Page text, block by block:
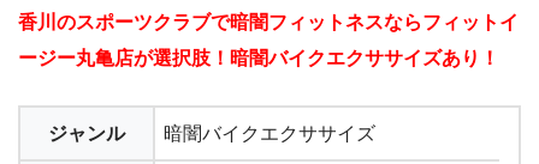
香川のスポーツクラブで暗闇フィットネスならフィットイ
ージー丸亀店が選択肢！暗闇バイクエクササイズあり！
ジャンル 暗闇バイクエクササイズ